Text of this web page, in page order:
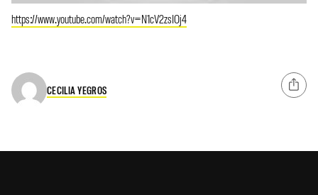
https://www.youtube.com/watch?v=N1cV2zsIOj4
CECILIA YEGROS